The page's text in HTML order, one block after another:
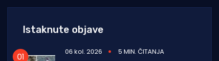
Istaknute objave
06 kol. 2026
5 MIN. ČITANJA